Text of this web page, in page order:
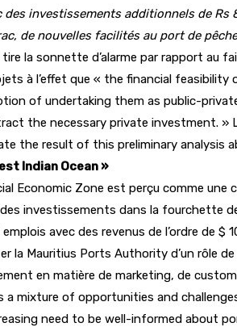
investissements additionnels de Rs
de nouvelles facilités au port de
tire la sonnette d’alarme par rapport
à l’effet que « the financial
of undertaking them as public-
the necessary private investment. »
the result of this preliminary
Indian Ocean »
Economic Zone est perçu comme
investissements dans la fourchette
avec des revenus de l’ordre de
la Mauritius Ports Authority d’un rôle
en matière de marketing, de
mixture of opportunities and
need to be well-informed about